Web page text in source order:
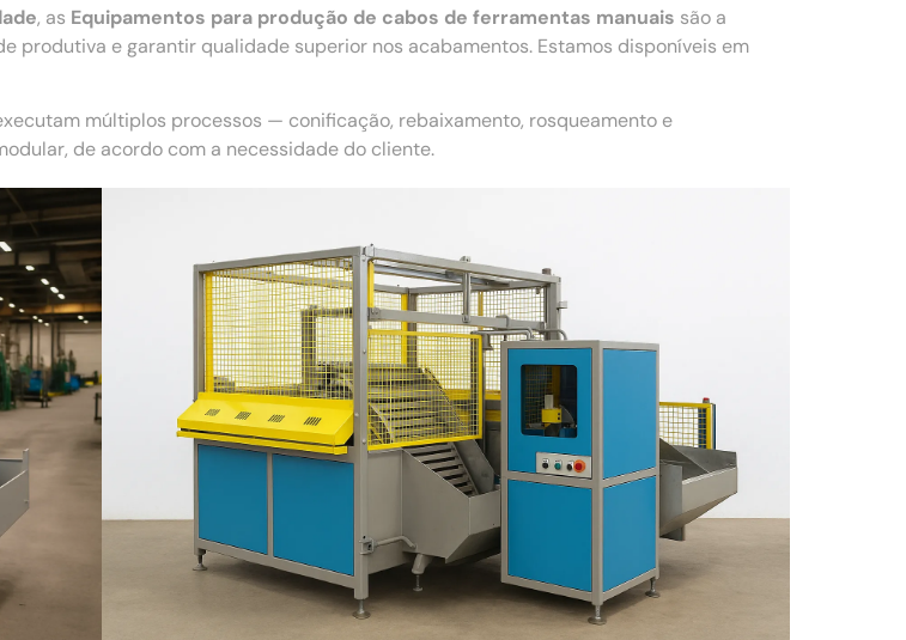
, as Equipamentos para produção de cabos de ferramentas manuais são a
produtiva e garantir qualidade superior nos acabamentos. Estamos disponíveis em
múltiplos processos — conificação, rebaixamento, rosqueamento e
de acordo com a necessidade do cliente.